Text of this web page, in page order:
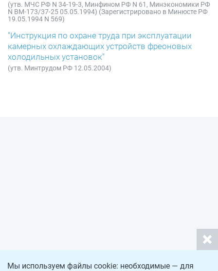
(утв. МЧС РФ N 34-19-3, Минфином РФ N 61, Минэкономики РФ
N ВМ-173/37-25 05.05.1994) (Зарегистрировано в Минюсте РФ
19.05.1994 N 569)
"Инструкция по охране труда при эксплуатации
камерных охлаждающих устройств фреоновых
холодильных установок"
(утв. Минтрудом РФ 12.05.2004)
Мы используем файлы cookie: необходимые — для